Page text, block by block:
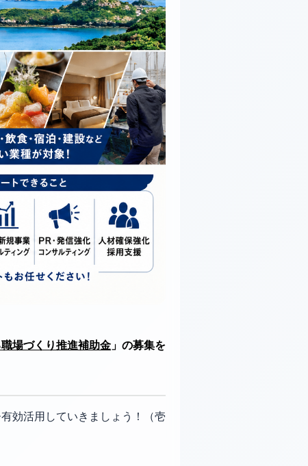
場づくり推進補助金 」の募集を
効活用していきましょう！（壱